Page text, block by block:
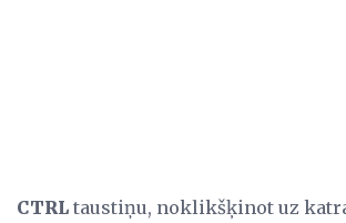
CTRL taustiņu, noklikšķinot uz